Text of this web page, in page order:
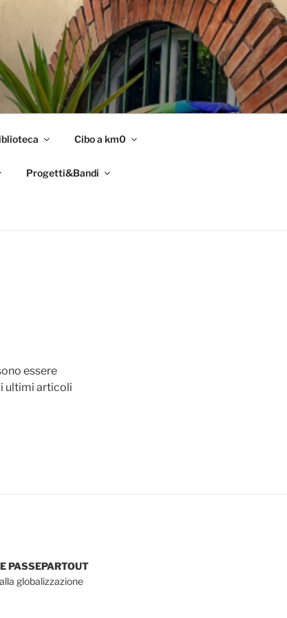
Cibo a km0
Progetti&Bandi
essere
ultimi articoli
PASSEPARTOUT
globalizzazione